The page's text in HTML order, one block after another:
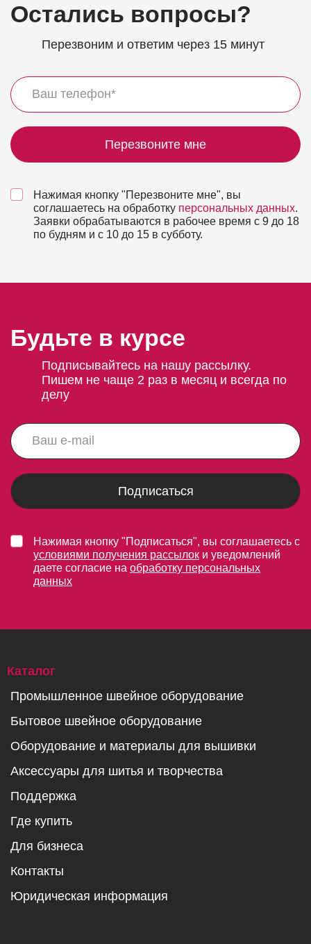
Остались вопросы?
Перезвоним и ответим через 15 минут
Перезвоните мне
Нажимая кнопку "Перезвоните мне", вы
соглашаетесь на обработку персональных данных.
Заявки обрабатываются в рабочее время с 9 до 18
по будням и с 10 до 15 в субботу.
Будьте в курсе
Подписывайтесь на нашу рассылку.
Пишем не чаще 2 раз в месяц и всегда по
делу
Подписаться
Нажимая кнопку "Подписаться", вы соглашаетесь с
условиями получения рассылок и уведомлений
даете согласие на обработку персональных
данных
Каталог
Промышленное швейное оборудование
Бытовое швейное оборудование
Оборудование и материалы для вышивки
Аксессуары для шитья и творчества
Поддержка
Где купить
Для бизнеса
Контакты
Юридическая информация